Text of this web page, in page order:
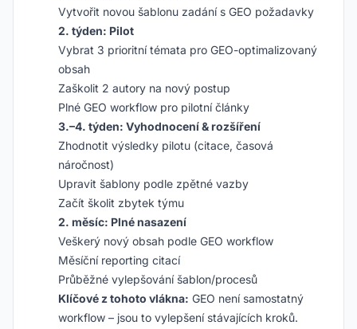
Vytvořit novou šablonu zadání s GEO požadavky
2. týden: Pilot
Vybrat 3 prioritní témata pro GEO-optimalizovaný
obsah
Zaškolit 2 autory na nový postup
Plné GEO workflow pro pilotní články
3.–4. týden: Vyhodnocení & rozšíření
Zhodnotit výsledky pilotu (citace, časová
náročnost)
Upravit šablony podle zpětné vazby
Začít školit zbytek týmu
2. měsíc: Plné nasazení
Veškerý nový obsah podle GEO workflow
Měsíční reporting citací
Průběžné vylepšování šablon/procesů
Klíčové z tohoto vlákna: GEO není samostatný
workflow – jsou to vylepšení stávajících kroků.